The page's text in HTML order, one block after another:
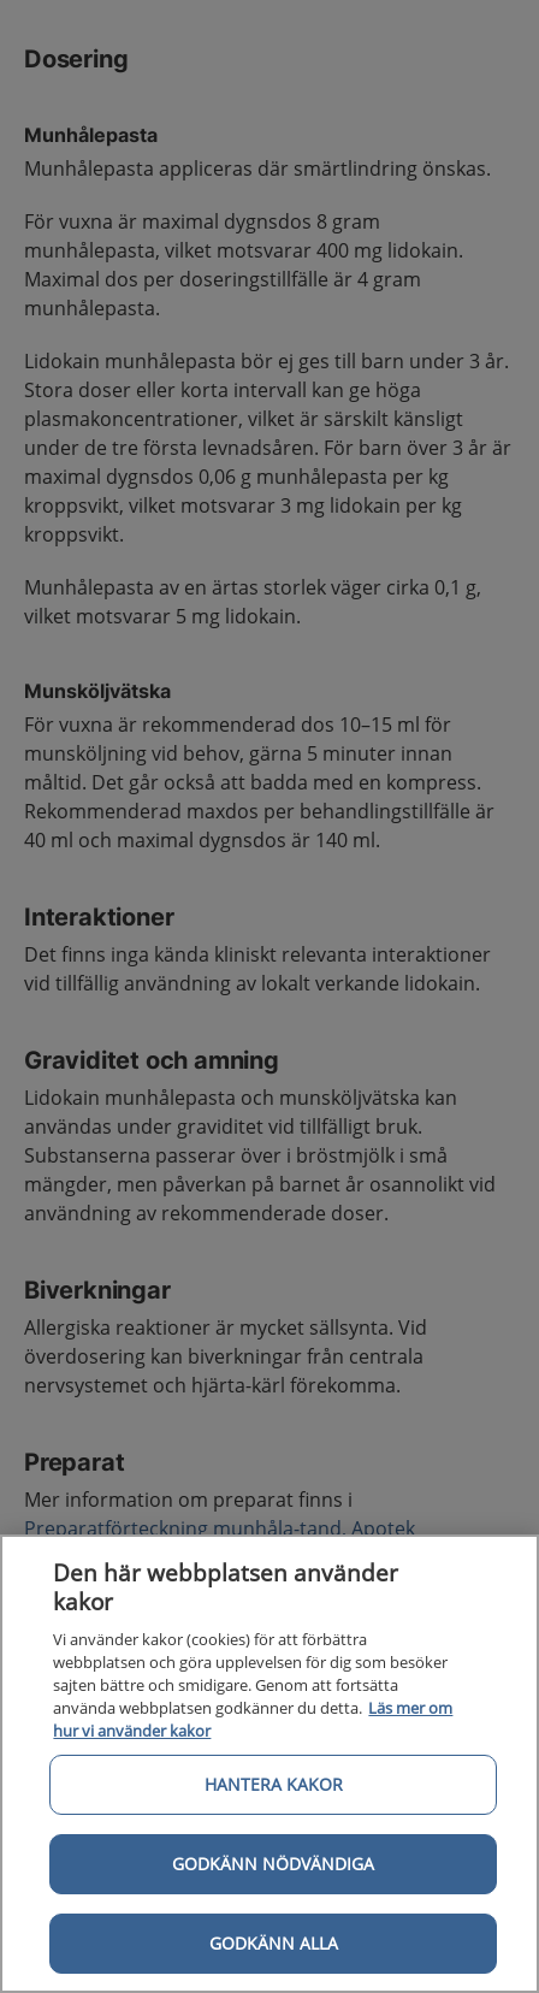
Dosering
Munhålepasta
Munhålepasta appliceras där smärtlindring önskas.
För vuxna är maximal dygnsdos 8 gram
munhålepasta, vilket motsvarar 400 mg lidokain.
Maximal dos per doseringstillfälle är 4 gram
munhålepasta.
Lidokain munhålepasta bör ej ges till barn under 3 år.
Stora doser eller korta intervall kan ge höga
plasmakoncentrationer, vilket är särskilt känsligt
under de tre första levnadsåren. För barn över 3 år är
maximal dygnsdos 0,06 g munhålepasta per kg
kroppsvikt, vilket motsvarar 3 mg lidokain per kg
kroppsvikt.
Munhålepasta av en ärtas storlek väger cirka 0,1 g,
vilket motsvarar 5 mg lidokain.
Munsköljvätska
För vuxna är rekommenderad dos 10–15 ml för
munsköljning vid behov, gärna 5 minuter innan
måltid. Det går också att badda med en kompress.
Rekommenderad maxdos per behandlingstillfälle är
40 ml och maximal dygnsdos är 140 ml.
Interaktioner
Det finns inga kända kliniskt relevanta interaktioner
vid tillfällig användning av lokalt verkande lidokain.
Graviditet och amning
Lidokain munhålepasta och munsköljvätska kan
användas under graviditet vid tillfälligt bruk.
Substanserna passerar över i bröstmjölk i små
mängder, men påverkan på barnet år osannolikt vid
användning av rekommenderade doser.
Biverkningar
Allergiska reaktioner är mycket sällsynta. Vid
överdosering kan biverkningar från centrala
nervsystemet och hjärta-kärl förekomma.
Preparat
Mer information om preparat finns i
Preparatförteckning munhåla-tand, Apotek
produktion och laboratorier 2025 (pdf ).
Bensydamin
Vid smärtande, omfattande lesioner kan bensydamin
munsköljvätska ge lindring. Vid sveda på grund av
alkoholinnehållet i bensydamin munsköljvätska kan
bensydamin sugtablett som finns att köpa receptfritt
ATC-koden för bensydamin är A01AD02.
Beredningsform och styrka
Den här webbplatsen använder
kakor
Vi använder kakor (cookies) för att förbättra
webbplatsen och göra upplevelsen för dig som besöker
sajten bättre och smidigare. Genom att fortsätta
använda webbplatsen godkänner du detta. Läs mer om
hur vi använder kakor
HANTERA KAKOR
GODKÄNN NÖDVÄNDIGA
GODKÄNN ALLA